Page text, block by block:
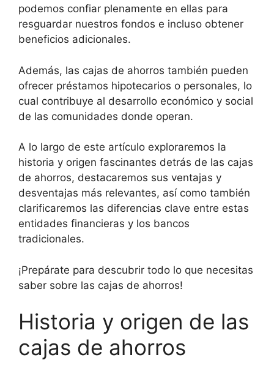
podemos confiar plenamente en ellas para
resguardar nuestros fondos e incluso obtener
beneficios adicionales.
Además, las cajas de ahorros también pueden
ofrecer préstamos hipotecarios o personales, lo
cual contribuye al desarrollo económico y social
de las comunidades donde operan.
A lo largo de este artículo exploraremos la
historia y origen fascinantes detrás de las cajas
de ahorros, destacaremos sus ventajas y
desventajas más relevantes, así como también
clarificaremos las diferencias clave entre estas
entidades financieras y los bancos
tradicionales.
¡Prepárate para descubrir todo lo que necesitas
saber sobre las cajas de ahorros!
Historia y origen de las
cajas de ahorros